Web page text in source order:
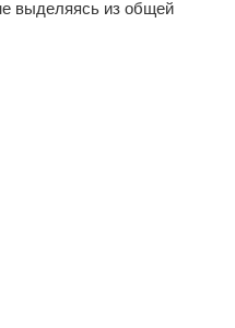
выделяясь из общей